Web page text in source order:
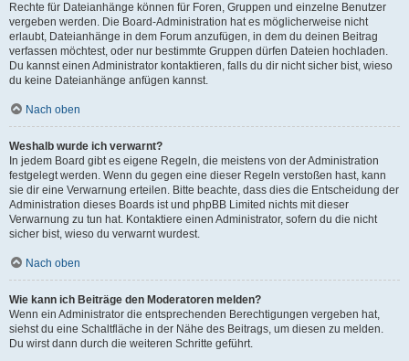
Rechte für Dateianhänge können für Foren, Gruppen und einzelne Benutzer
vergeben werden. Die Board-Administration hat es möglicherweise nicht
erlaubt, Dateianhänge in dem Forum anzufügen, in dem du deinen Beitrag
verfassen möchtest, oder nur bestimmte Gruppen dürfen Dateien hochladen.
Du kannst einen Administrator kontaktieren, falls du dir nicht sicher bist, wieso
du keine Dateianhänge anfügen kannst.
Nach oben
Weshalb wurde ich verwarnt?
In jedem Board gibt es eigene Regeln, die meistens von der Administration
festgelegt werden. Wenn du gegen eine dieser Regeln verstoßen hast, kann
sie dir eine Verwarnung erteilen. Bitte beachte, dass dies die Entscheidung der
Administration dieses Boards ist und phpBB Limited nichts mit dieser
Verwarnung zu tun hat. Kontaktiere einen Administrator, sofern du die nicht
sicher bist, wieso du verwarnt wurdest.
Nach oben
Wie kann ich Beiträge den Moderatoren melden?
Wenn ein Administrator die entsprechenden Berechtigungen vergeben hat,
siehst du eine Schaltfläche in der Nähe des Beitrags, um diesen zu melden.
Du wirst dann durch die weiteren Schritte geführt.